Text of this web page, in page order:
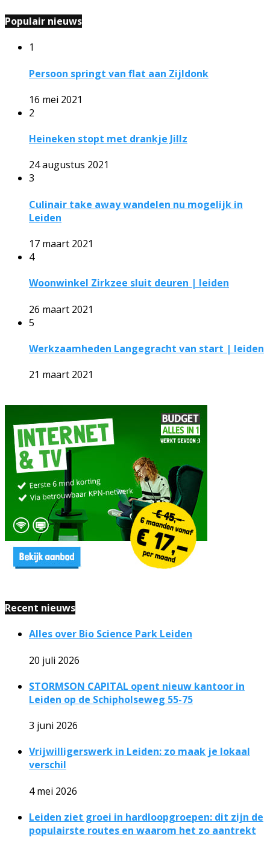
Populair nieuws
1
Persoon springt van flat aan Zijldonk
16 mei 2021
2
Heineken stopt met drankje Jillz
24 augustus 2021
3
Culinair take away wandelen nu mogelijk in
Leiden
17 maart 2021
4
Woonwinkel Zirkzee sluit deuren | leiden
26 maart 2021
5
Werkzaamheden Langegracht van start | leiden
21 maart 2021
Recent nieuws
Alles over Bio Science Park Leiden
20 juli 2026
STORMSON CAPITAL opent nieuw kantoor in
Leiden op de Schipholseweg 55-75
3 juni 2026
Vrijwilligerswerk in Leiden: zo maak je lokaal
verschil
4 mei 2026
Leiden ziet groei in hardloopgroepen: dit zijn de
populairste routes en waarom het zo aantrekt